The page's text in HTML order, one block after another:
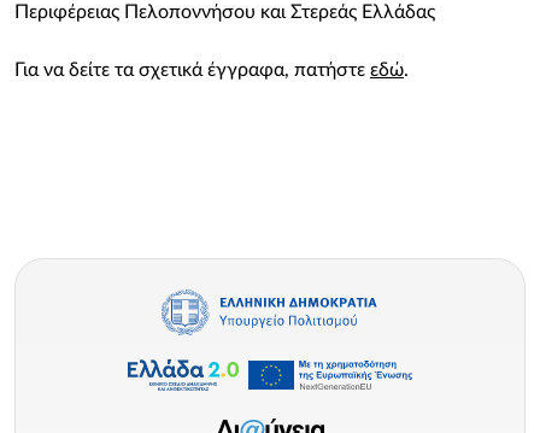
Περιφέρειας Πελοποννήσου και Στερεάς Ελλάδας
Για να δείτε τα σχετικά έγγραφα, πατήστε εδώ.